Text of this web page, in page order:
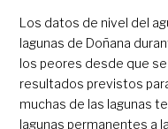
Los datos de nivel del
lagunas de Doñana
los peores desde que
resultados previstos
muchas de las lagunas
lagunas permanentes a